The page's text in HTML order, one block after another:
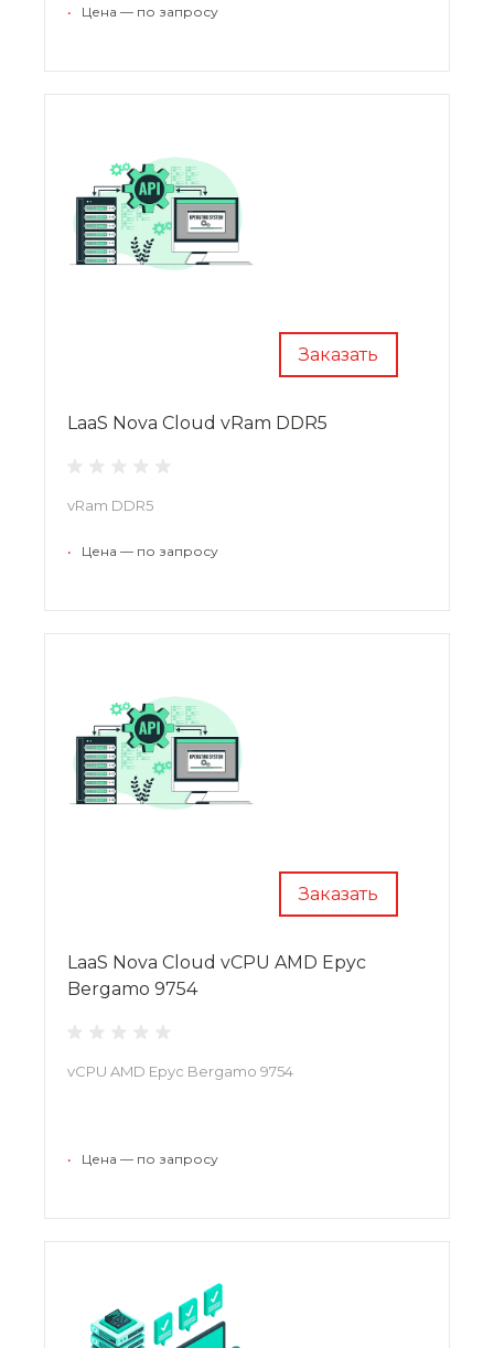
• Цена — по запросу
Заказать
LaaS Nova Cloud vRam DDR5
vRam DDR5
• Цена — по запросу
Заказать
LaaS Nova Cloud vCPU AMD Epyc
Bergamo 9754
vCPU AMD Epyc Bergamo 9754
• Цена — по запросу